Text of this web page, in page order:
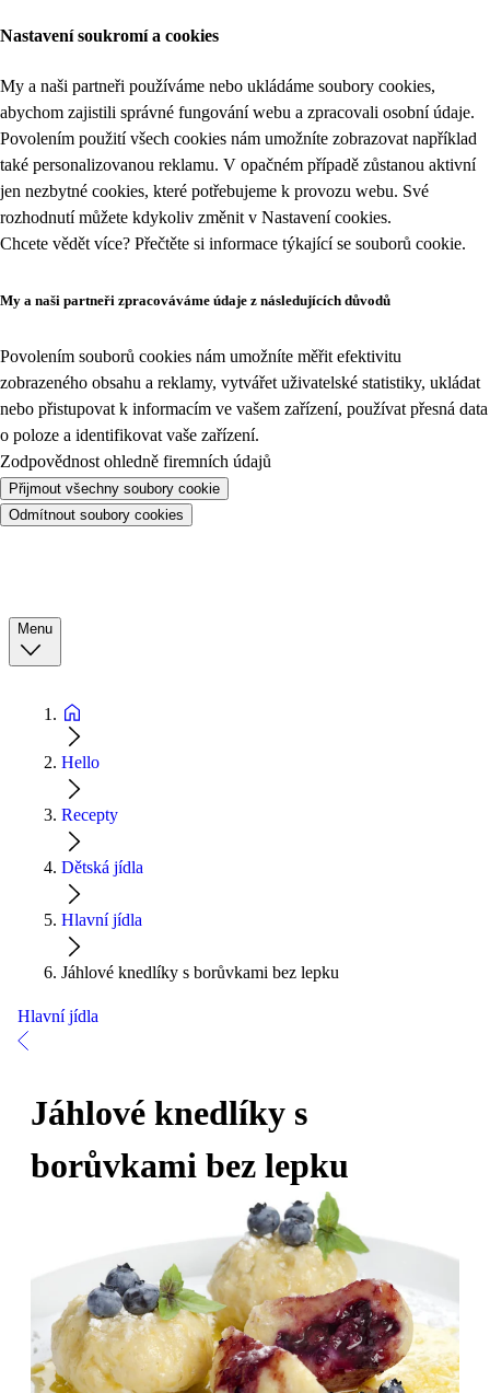
Nastavení soukromí a cookies
My a naši partneři používáme nebo ukládáme soubory cookies,
abychom zajistili správné fungování webu a zpracovali osobní údaje.
Povolením použití všech cookies nám umožníte zobrazovat například
také personalizovanou reklamu. V opačném případě zůstanou aktivní
jen nezbytné cookies, které potřebujeme k provozu webu. Své
rozhodnutí můžete kdykoliv změnit v Nastavení cookies.
Chcete vědět více? Přečtěte si informace týkající se souborů cookie.
My a naši partneři zpracováváme údaje z následujících důvodů
Povolením souborů cookies nám umožníte měřit efektivitu
zobrazeného obsahu a reklamy, vytvářet uživatelské statistiky, ukládat
nebo přistupovat k informacím ve vašem zařízení, používat přesná data
o poloze a identifikovat vaše zařízení.
Zodpovědnost ohledně firemních údajů
Přijmout všechny soubory cookie
Odmítnout soubory cookies
Menu
Hello
Recepty
Dětská jídla
Hlavní jídla
Jáhlové knedlíky s borůvkami bez lepku
Hlavní jídla
Jáhlové knedlíky s
borůvkami bez lepku